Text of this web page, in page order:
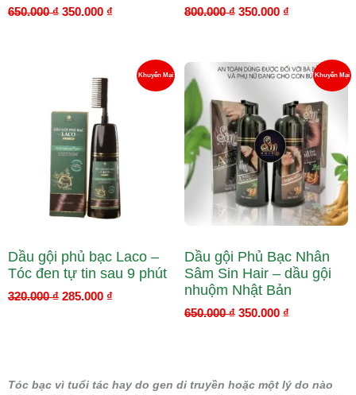
650.000₫ 350.000 ₫ 800.000₫ 350.000 ₫
Khuyến MạiSản
Đang
Dầu gội phủ bạc Laco –
Tóc đen tự tin sau 9 phút
320.000₫
320.000 ₫.
285.000 ₫
285.000 ₫.
Khuyến Mại
Dầu gội Phủ Bạc Nhân
Sâm Sin Hair – dầu gội
nhuộm Nhật Bản
650.000₫
Giá
gốc
là:
650.000 ₫.
350.000 ₫
Giá
hiện
tại
là:
350.000 ₫.
Tóc bạc vì tuổi tác hay do gen di truyền hoặc một lý do nào